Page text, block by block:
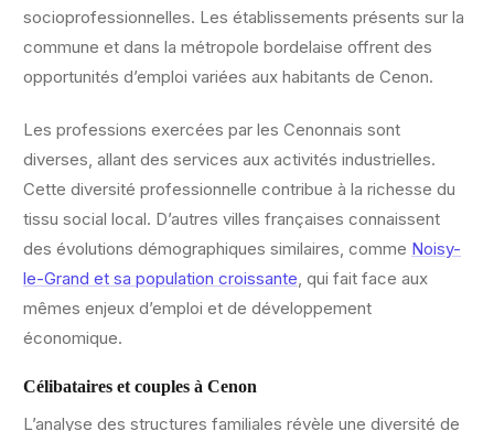
socioprofessionnelles. Les établissements présents sur la
commune et dans la métropole bordelaise offrent des
opportunités d’emploi variées aux habitants de Cenon.
Les professions exercées par les Cenonnais sont
diverses, allant des services aux activités industrielles.
Cette diversité professionnelle contribue à la richesse du
tissu social local. D’autres villes françaises connaissent
des évolutions démographiques similaires, comme Noisy-
le-Grand et sa population croissante, qui fait face aux
mêmes enjeux d’emploi et de développement
économique.
Célibataires et couples à Cenon
L’analyse des structures familiales révèle une diversité de